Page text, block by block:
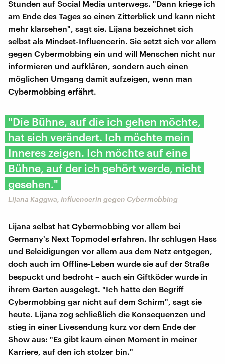
Stunden auf Social Media unterwegs. "Dann kriege ich
am Ende des Tages so einen Zitterblick und kann nicht
mehr klarsehen", sagt sie. Lijana bezeichnet sich
selbst als Mindset-Influencerin. Sie setzt sich vor allem
gegen Cybermobbing ein und will Menschen nicht nur
informieren und aufklären, sondern auch einen
möglichen Umgang damit aufzeigen, wenn man
Cybermobbing erfährt.
"Die Bühne, auf die ich gehen möchte,
hat sich verändert. Ich möchte mein
Inneres zeigen. Ich möchte auf eine
Bühne, auf der ich gehört werde, nicht
gesehen."
Lijana Kaggwa, Influencerin gegen Cybermobbing
Lijana selbst hat Cybermobbing vor allem bei
Germany's Next Topmodel erfahren. Ihr schlugen Hass
und Beleidigungen vor allem aus dem Netz entgegen,
doch auch im Offline-Leben wurde sie auf der Straße
bespuckt und bedroht – auch ein Giftköder wurde in
ihrem Garten ausgelegt. "Ich hatte den Begriff
Cybermobbing gar nicht auf dem Schirm", sagt sie
heute. Lijana zog schließlich die Konsequenzen und
stieg in einer Livesendung kurz vor dem Ende der
Show aus: "Es gibt kaum einen Moment in meiner
Karriere, auf den ich stolzer bin."